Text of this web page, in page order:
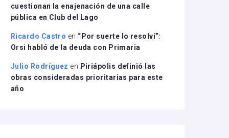
cuestionan la enajenación de una calle
pública en Club del Lago
Ricardo Castro en “Por suerte lo resolví”:
Orsi habló de la deuda con Primaria
Julio Rodríguez en Piriápolis definió las
obras consideradas prioritarias para este
año